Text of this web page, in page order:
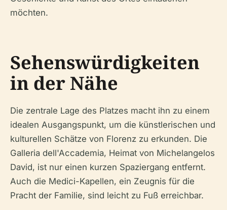
möchten.
Sehenswürdigkeiten
in der Nähe
Die zentrale Lage des Platzes macht ihn zu einem
idealen Ausgangspunkt, um die künstlerischen und
kulturellen Schätze von Florenz zu erkunden. Die
Galleria dell'Accademia, Heimat von Michelangelos
David, ist nur einen kurzen Spaziergang entfernt.
Auch die Medici-Kapellen, ein Zeugnis für die
Pracht der Familie, sind leicht zu Fuß erreichbar.